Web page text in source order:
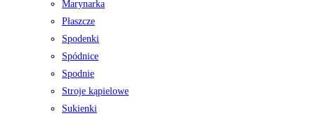
Marynarka
Płaszcze
Spodenki
Spódnice
Spodnie
Stroje kąpielowe
Sukienki